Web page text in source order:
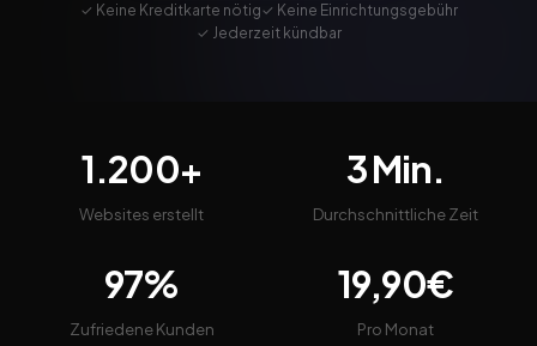
✓ Keine Kreditkarte nötig✓ Keine Einrichtungsgebühr
✓ Jederzeit kündbar
1.200+
Websites erstellt
3 Min.
Durchschnittliche Zeit
97%
Zufriedene Kunden
19,90€
Pro Monat